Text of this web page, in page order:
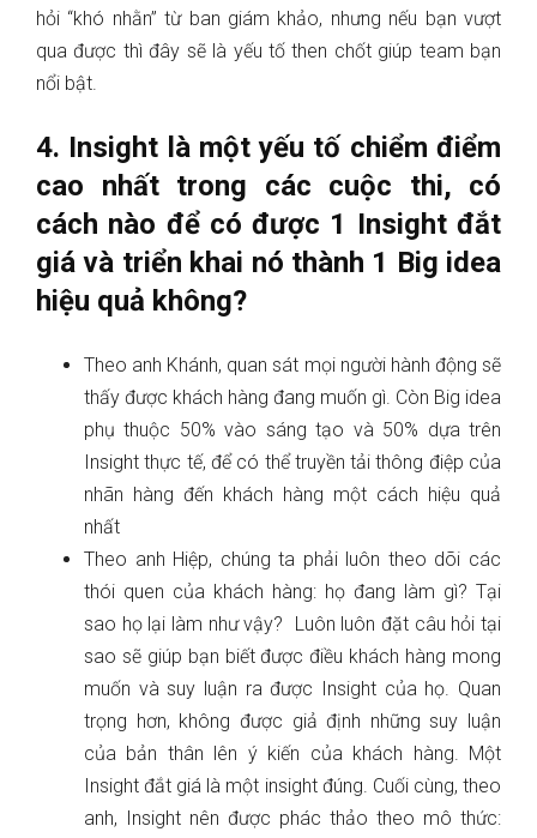
hỏi “khó nhằn” từ ban giám khảo, nhưng nếu bạn vượt
qua được thì đây sẽ là yếu tố then chốt giúp team bạn
nổi bật.
4. Insight là một yếu tố chiểm điểm
cao nhất trong các cuộc thi, có
cách nào để có được 1 Insight đắt
giá và triển khai nó thành 1 Big idea
hiệu quả không?
Theo anh Khánh, quan sát mọi người hành động sẽ
thấy được khách hàng đang muốn gì. Còn Big idea
phụ thuộc 50% vào sáng tạo và 50% dựa trên
Insight thực tế, để có thể truyền tải thông điệp của
nhãn hàng đến khách hàng một cách hiệu quả
nhất
Theo anh Hiệp, chúng ta phải luôn theo dõi các
thói quen của khách hàng: họ đang làm gì? Tại
sao họ lại làm như vậy? Luôn luôn đặt câu hỏi tại
sao sẽ giúp bạn biết được điều khách hàng mong
muốn và suy luận ra được Insight của họ. Quan
trọng hơn, không được giả định những suy luận
của bản thân lên ý kiến của khách hàng. Một
Insight đắt giá là một insight đúng. Cuối cùng, theo
anh, Insight nên được phác thảo theo mô thức: